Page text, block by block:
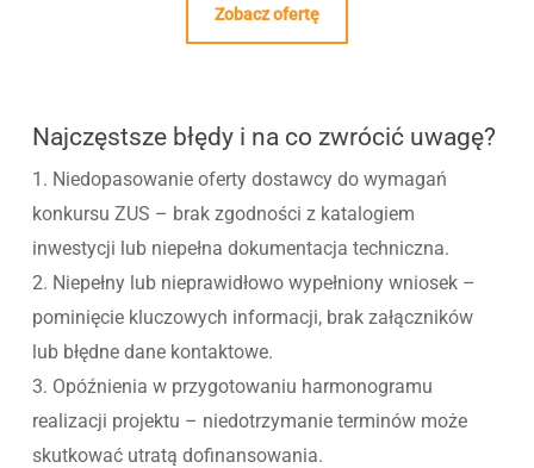
Zobacz ofertę
Najczęstsze błędy i na co zwrócić uwagę?
1. Niedopasowanie oferty dostawcy do wymagań
konkursu ZUS – brak zgodności z katalogiem
inwestycji lub niepełna dokumentacja techniczna.
2. Niepełny lub nieprawidłowo wypełniony wniosek –
pominięcie kluczowych informacji, brak załączników
lub błędne dane kontaktowe.
3. Opóźnienia w przygotowaniu harmonogramu
realizacji projektu – niedotrzymanie terminów może
skutkować utratą dofinansowania.